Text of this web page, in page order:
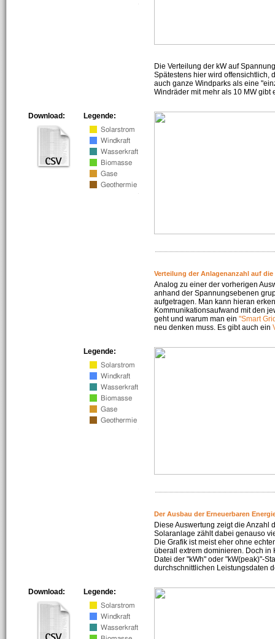
Die Verteilung der kW auf
Spätestens hier wird offensichtlich,
auch ganze Windparks als eine
Windräder mit mehr als 10 MW gibt
Legende:
Download:
Verteilung der Anlagenanzahl auf die
Analog zu einer der vorherigen
anhand der Spannungsebenen
aufgetragen. Man kann hieran
Kommunikationsaufwand mit den
geht und warum man ein "Smart
neu denken muss. Es gibt auch ein
Legende:
Der Ausbau der Erneuerbaren
Diese Auswertung zeigt die Anzahl
Solaranlage zählt dabei genauso
Die Grafik ist meist eher ohne
überall extrem dominieren. Doch in
Datei der "kWh" oder "kW(peak)"-
durchschnittlichen Leistungsdaten
Legende:
Download: